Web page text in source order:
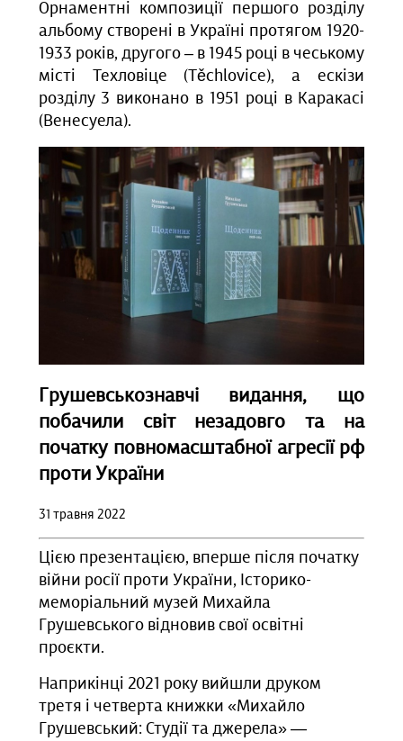
Орнаментні композиції першого розділу
альбому створені в Україні протягом 1920-
1933 років, другого – в 1945 році в чеському
місті Техловіце (Těchlovice), а ескізи
розділу 3 виконано в 1951 році в Каракасі
(Венесуела).
Грушевськознавчі видання, що
побачили світ незадовго та на
початку повномасштабної агресії рф
проти України
31 травня 2022
Цією презентацією, вперше після початку
війни росії проти України, Історико-
меморіальний музей Михайла
Грушевського відновив свої освітні
проєкти.
Наприкінці 2021 року вийшли друком
третя і четверта книжки «Михайло
Грушевський: Студії та джерела» —